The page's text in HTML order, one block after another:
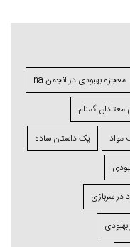
معجزه بهبودی در انجمن na
معتادان گمنام
مواد یک داستان ساده
در سربازی